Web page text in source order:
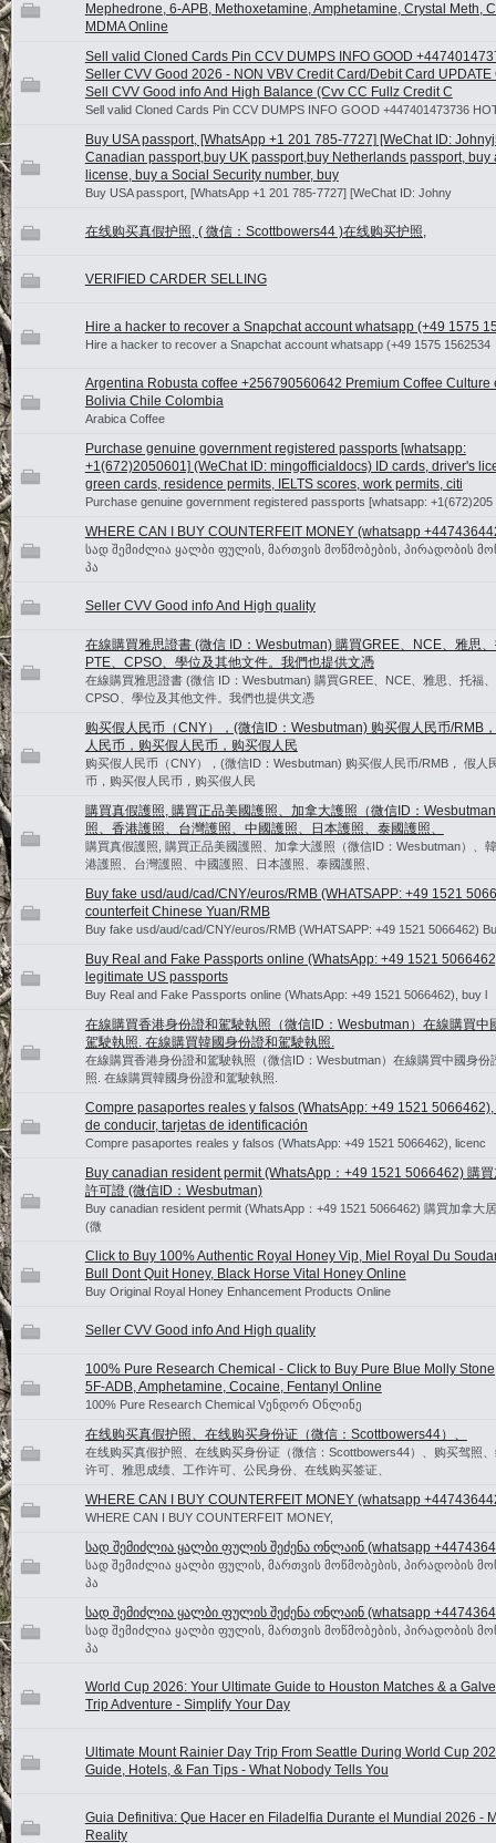
Mephedrone, 6-APB, Methoxetamine, Amphetamine, Crystal Meth,
MDMA Online
Sell valid Cloned Cards Pin CCV DUMPS INFO GOOD
Seller CVV Good 2026 - NON VBV Credit Card/Debit Card UPDATE
Sell CVV Good info And High Balance (Cvv CC Fullz Credit C
Sell valid Cloned Cards Pin CCV DUMPS INFO GOOD +447401473736
Buy USA passport, [WhatsApp +1 201 785-7727] [WeChat ID:
Canadian passport,buy UK passport,buy Netherlands passport, buy
license, buy a Social Security number, buy
Buy USA passport, [WhatsApp +1 201 785-7727] [WeChat ID: Johny
在线购买真假护照, ( 微信：Scottbowers44 )在线购买护照,
VERIFIED CARDER SELLING
Hire a hacker to recover a Snapchat account whatsapp (+49 1575
Hire a hacker to recover a Snapchat account whatsapp (+49 1575 1562534
Argentina Robusta coffee +256790560642 Premium Coffee Culture
Bolivia Chile Colombia
Arabica Coffee
Purchase genuine government registered passports [whatsapp:
+1(672)2050601] (WeChat ID: mingofficialdocs) ID cards, driver's
green cards, residence permits, IELTS scores, work permits, citi
Purchase genuine government registered passports [whatsapp: +1(672)205
WHERE CAN I BUY COUNTERFEIT MONEY (‪whatsapp
სად შემიძლია ყალბი ფულის, მართვის მოწმობების, პირადობის
პა
Seller CVV Good info And High quality
在線購買雅思證書 (微信 ID：Wesbutman) 購買GREE、NCE、雅思
PTE、CPSO、學位及其他文件。我們也提供文憑
在線購買雅思證書 (微信 ID：Wesbutman) 購買GREE、NCE、雅思、托福
CPSO、學位及其他文件。我們也提供文憑
购买假人民币（CNY），(微信ID：Wesbutman) 购买假人民币/RMB
人民币，购买假人民币，购买假人民
购买假人民币（CNY），(微信ID：Wesbutman) 购买假人民币/RMB， 假人
币，购买假人民币，购买假人民
購買真假護照, 購買正品美國護照、加拿大護照（微信ID：
照、香港護照、台灣護照、中國護照、日本護照、泰國護照、
購買真假護照, 購買正品美國護照、加拿大護照（微信ID：Wesbutman）、
港護照、台灣護照、中國護照、日本護照、泰國護照、
Buy fake usd/aud/cad/CNY/euros/RMB (WHATSAPP: +49 1521
counterfeit Chinese Yuan/RMB
Buy fake usd/aud/cad/CNY/euros/RMB (WHATSAPP: +49 1521 5066462)
Buy Real and Fake Passports online (WhatsApp: +49 1521
legitimate US passports
Buy Real and Fake Passports online (WhatsApp: +49 1521 5066462), buy l
在線購買香港身份證和駕駛執照（微信ID：Wesbutman）在線購買中
駕駛執照. 在線購買韓國身份證和駕駛執照.
在線購買香港身份證和駕駛執照（微信ID：Wesbutman）在線購買中國身份
照. 在線購買韓國身份證和駕駛執照.
Compre pasaportes reales y falsos (WhatsApp: +49 1521
de conducir, tarjetas de identificación
Compre pasaportes reales y falsos (WhatsApp: +49 1521 5066462), licenc
Buy canadian resident permit (WhatsApp：+49 1521 5066462) 購
許可證 (微信ID：Wesbutman)
Buy canadian resident permit (WhatsApp：+49 1521 5066462) 購買加拿大
(微
Click to Buy 100% Authentic Royal Honey Vip, Miel Royal Du
Bull Dont Quit Honey, Black Horse Vital Honey Online
Buy Original Royal Honey Enhancement Products Online
Seller CVV Good info And High quality
100% Pure Research Chemical - Click to Buy Pure Blue Molly
5F-ADB, Amphetamine, Cocaine, Fentanyl Online
100% Pure Research Chemical Vენდორ Oნლინე
在线购买真假护照、在线购买身份证（微信：Scottbowers44）、
在线购买真假护照、在线购买身份证（微信：Scottbowers44）、购买驾照
许可、雅思成绩、工作许可、公民身份、在线购买签证、
WHERE CAN I BUY COUNTERFEIT MONEY (‪whatsapp
WHERE CAN I BUY COUNTERFEIT MONEY,
სად შემიძლია ყალბი ფულის შეძენა ონლაინ (whatsapp
სად შემიძლია ყალბი ფულის, მართვის მოწმობების, პირადობის
პა
სად შემიძლია ყალბი ფულის შეძენა ონლაინ (whatsapp
სად შემიძლია ყალბი ფულის, მართვის მოწმობების, პირადობის
პა
World Cup 2026: Your Ultimate Guide to Houston Matches & a
Trip Adventure - Simplify Your Day
Ultimate Mount Rainier Day Trip From Seattle During World Cup
Guide, Hotels, & Fan Tips - What Nobody Tells You
Guia Definitiva: Que Hacer en Filadelfia Durante el Mundial 2026 -
Reality